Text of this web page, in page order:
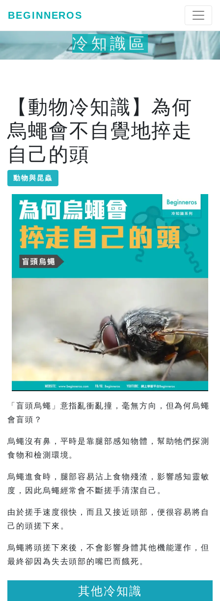
BEGINNEROS
冷知識區
【動物冷知識】為何
烏蠅會不自覺地捽走
自己的頭
動物與昆蟲
「盲頭烏蠅」意指亂衝亂撞，毫無方向，但為何烏蠅
會盲頭？
烏蠅沒有鼻，平時是靠腿部感知物體，幫助牠們探測
食物和檢測環境。
烏蠅進食時，腿部容易沾上食物殘渣，影響感知靈敏
度，因此烏蠅經常會不斷搓手清潔自己。
由於搓手速度很快，而且又接近頭部，便很容易將自
己的頭搓下來。
烏蠅將頭搓下來後，不會影響身體其他機能運作，但
最終卻因為失去頭部的嘴巴而餓死。